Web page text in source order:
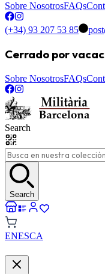
Sobre NosotrosFAQs
(+34) 93 207 53 85
Cerrado por
Sobre NosotrosFAQs
Search
Search
ENESCA